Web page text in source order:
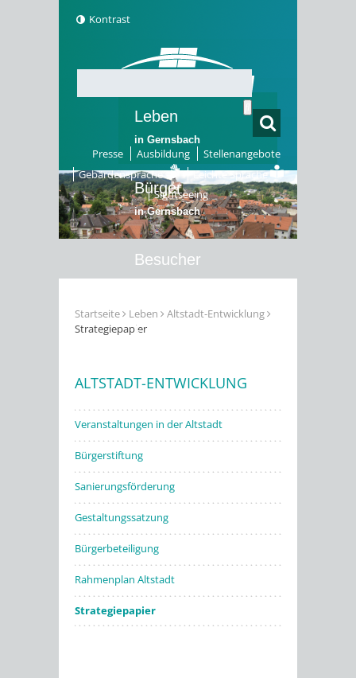
Kontrast
Presse Ausbildung
Stellenangebote
Gebärdensprache
Leichte Sprache
Sightseeing
Leben
in Gernsbach
Bürger
in Gernsbach
Besucher
Erleben
Startseite Leben
Altstadt-Entwicklung
Strategiepapier
ALTSTADT-ENTWICKLUNG
Veranstaltungen in der Altstadt
Bürgerstiftung
Sanierungsförderung
Gestaltungssatzung
Bürgerbeteiligung
Rahmenplan Altstadt
Strategiepapier